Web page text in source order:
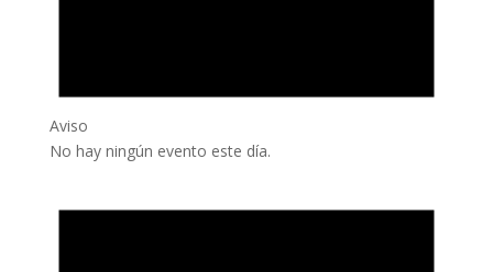
Aviso
No hay ningún evento este día.